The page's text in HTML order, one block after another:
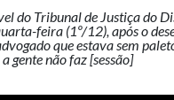
do Tribunal de Justiça do
feira (1º/12), após o
que estava sem
gente não faz [sessão]